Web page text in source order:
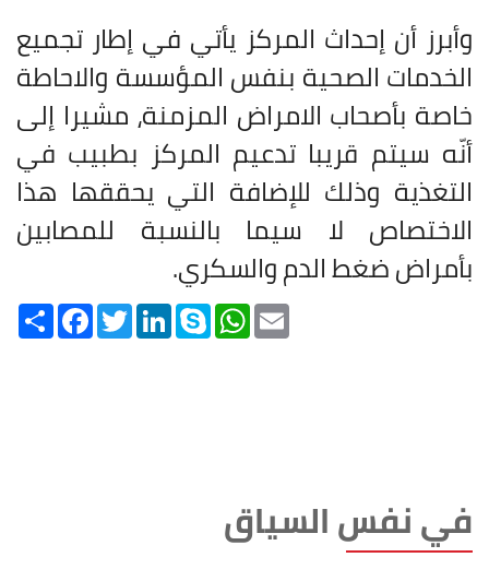
وأبرز أن إحداث المركز يأتي في إطار تجميع
الخدمات الصحية بنفس المؤسسة والاحاطة
خاصة بأصحاب الامراض المزمنة، مشيرا إلى
أنّه سيتم قريبا تدعيم المركز بطبيب في
التغذية وذلك للإضافة التي يحققها هذا
الاختصاص لا سيما بالنسبة للمصابين
بأمراض ضغط الدم والسكري.
Share FacebookTwitterLinkedInSkype WhatsApp
في نفس السياق